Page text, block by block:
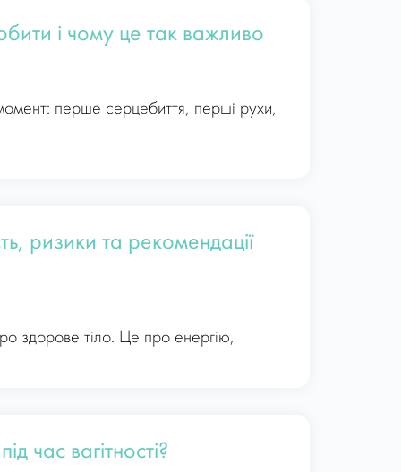
і чому це так важливо
перше серцебиття, перші рухи,
ризики та рекомендації
здорове тіло. Це про енергію,
час вагітності?